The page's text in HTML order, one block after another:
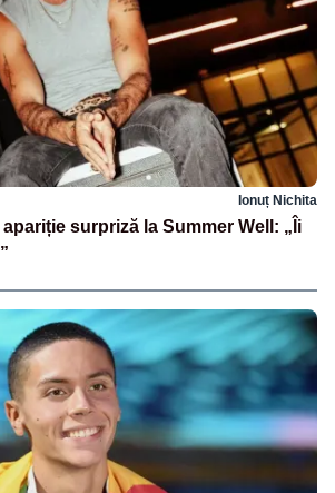
Ionuț Nichita
surpriză la Summer Well: „Îi